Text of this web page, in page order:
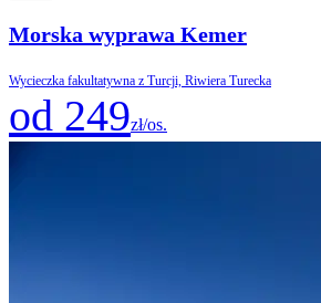
Morska wyprawa Kemer
Wycieczka fakultatywna z Turcji, Riwiera Turecka
od 249zł/os.